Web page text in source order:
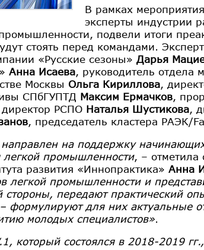
В рамках
эксперты индустрии
подвели итоги
стоять перед командами.
«Русские сезоны» Дарья
Анна Исаева, руководитель отдела
Москвы Ольга Кириллова,
СПбГУПТД Максим Ермачков,
РСПО Наталья Шустикова,
, председатель кластера РАЭК/
направлен на поддержку
легкой промышленности, – отметила
развития «Иннопрактика» Анна
легкой промышленности и
стороны, передают практический
формулируют для них актуальные
молодых специалистов».
который состоялся в 2018-2019